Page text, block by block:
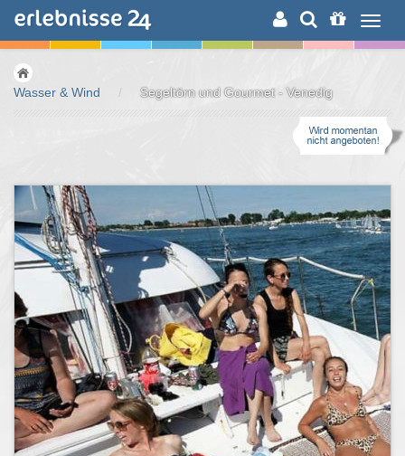
ERLEBNISSUCHE
Wasser & Wind / Segeltörn und Gourmet - Venedig